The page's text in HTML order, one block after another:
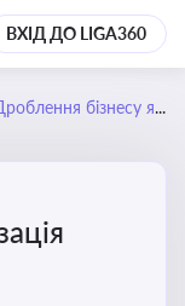
ВХІД ДО LIGA360
бізнесу як недобросовісна оптимізація оподаткування